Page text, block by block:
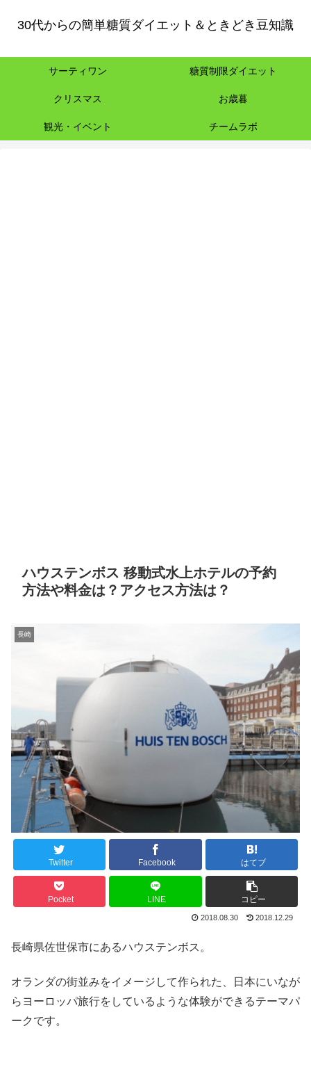
30代からの簡単糖質ダイエット＆ときどき豆知識
サーティワン 糖質制限ダイエット
クリスマス お歳暮
観光・イベント チームラボ
ハウステンボス 移動式水上ホテルの予約
方法や料金は？アクセス方法は？
長崎
Twitter Facebook はてブ
Pocket LINE コピー
2018.08.30 2018.12.29
長崎県佐世保市にあるハウステンボス。
オランダの街並みをイメージして作られた、日本にいなが
らヨーロッパ旅行をしているような体験ができるテーマパ
ークです。